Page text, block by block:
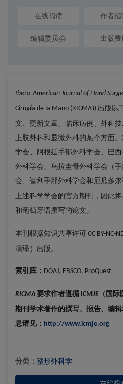
在线阅读 作者指
编辑委员会 出版费
Ibero-American Journal of Hand
Cirugía de la Mano (RICMA)) 出版以
文、更新文章、临床病例、外科
上肢外科和显微外科的某个方面
学会、阿根廷手部外科学会、巴
外科学会、乌拉圭骨外科学会（
会、智利手部外科学会和厄瓜多
上述科学学会的官方期刊，因此
和葡萄牙语撰写的论文。
本刊根据知识共享许可 CC BY-NC-
演绎）出版。
索引库： DOAJ, EBSCO, ProQuest
RICMA 要求作者遵循 ICMJE （国
期刊学术著作的撰写、报告、编
息请见： http://www.icmje.org
分类： 整形外科学